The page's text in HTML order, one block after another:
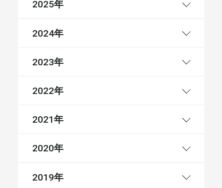
2025年
2024年
2023年
2022年
2021年
2020年
2019年